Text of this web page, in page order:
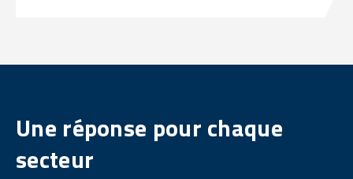
Une réponse pour chaque
secteur